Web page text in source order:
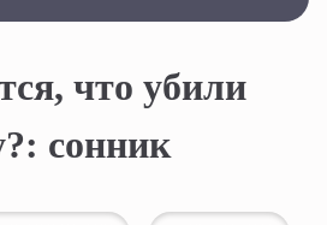
что убили
сонник